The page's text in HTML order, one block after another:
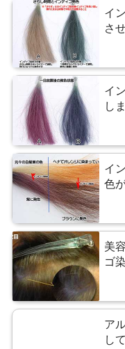
イ
さ
イ
し
イ
色
美
ゴ
ア
し